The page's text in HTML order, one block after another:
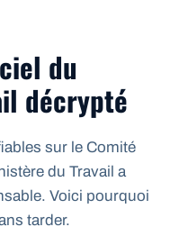
du
décrypté
sur le Comité
du Travail a
Voici pourquoi
tarder.